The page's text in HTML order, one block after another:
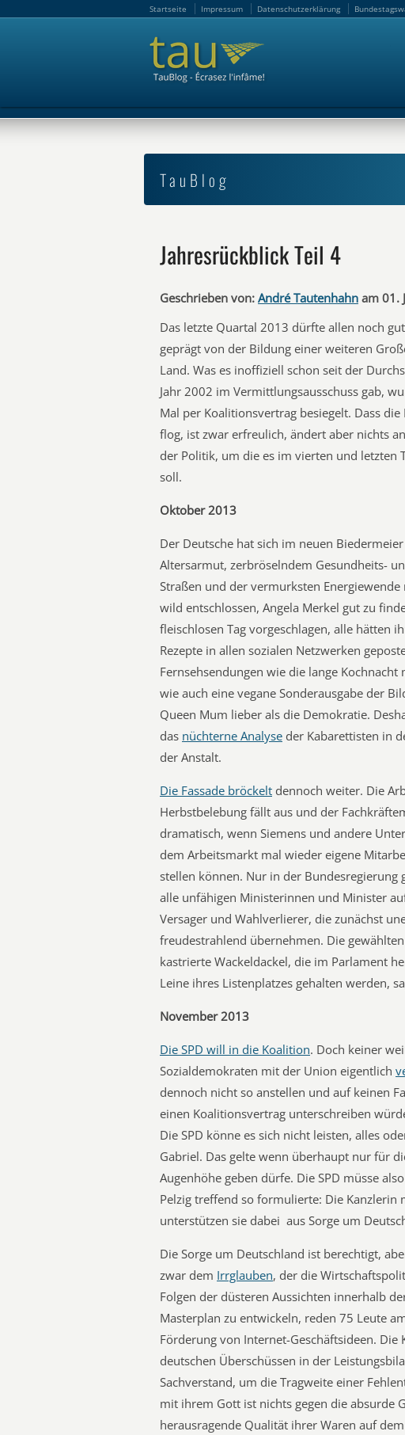
Startseite Impressum Datenschutzerklärung
TauBlog
Jahresrückblick Teil 4
Geschrieben von: André Tautenhahn am 01.
Das letzte Quartal 2013 dürfte allen noch
geprägt von der Bildung einer weiteren
Land. Was es inoffiziell schon seit der
Jahr 2002 im Vermittlungsausschuss gab,
Mal per Koalitionsvertrag besiegelt. Dass
flog, ist zwar erfreulich, ändert aber nichts
der Politik, um die es im vierten und letzten
soll.
Oktober 2013
Der Deutsche hat sich im neuen
Altersarmut, zerbröselndem Gesundheits-
Straßen und der vermurksten
wild entschlossen, Angela Merkel gut zu
fleischlosen Tag vorgeschlagen, alle hätten
Rezepte in allen sozialen Netzwerken
Fernsehsendungen wie die lange
wie auch eine vegane Sonderausgabe der
Queen Mum lieber als die Demokratie.
das nüchterne Analyse der Kabarettisten in
der Anstalt.
Die Fassade bröckelt dennoch weiter. Die
Herbstbelebung fällt aus und der
dramatisch, wenn Siemens und andere
dem Arbeitsmarkt mal wieder eigene
stellen können. Nur in der Bundesregierung
alle unfähigen Ministerinnen und Minister
Versager und Wahlverlierer, die zunächst
freudestrahlend übernehmen. Die
kastrierte Wackeldackel, die im Parlament
Leine ihres Listenplatzes gehalten werden,
November 2013
Die SPD will in die Koalition. Doch keiner
Sozialdemokraten mit der Union eigentlich
dennoch nicht so anstellen und auf keinen
einen Koalitionsvertrag unterschreiben
Die SPD könne es sich nicht leisten, alles
Gabriel. Das gelte wenn überhaupt nur für
Augenhöhe geben dürfe. Die SPD müsse
Pelzig treffend so formulierte: Die Kanzlerin
unterstützen sie dabei  aus Sorge um
Die Sorge um Deutschland ist berechtigt,
zwar dem Irrglauben, der die
Folgen der düsteren Aussichten innerhalb
Masterplan zu entwickeln, reden 75 Leute
Förderung von Internet-Geschäftsideen.
deutschen Überschüssen in der
Sachverstand, um die Tragweite einer
mit ihrem Gott ist nichts gegen die absurde
herausragende Qualität ihrer Waren auf
Startseite Impressum Datenschutzerklärung